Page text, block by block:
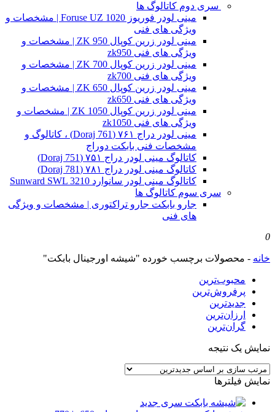
سری دوم کاتالوگ ها
مینی لودر فوریوز Foruse UZ 1020 | مشخصات و
ویژگی های فنی
مینی لودر زرین کوپال ZK 950 | مشخصات و
ویژگی های فنی zk950
مینی لودر زرین کوپال ZK 700 | مشخصات و
ویژگی های فنی zk700
مینی لودر زرین کوپال ZK 650 | مشخصات و
ویژگی های فنی zk650
مینی لودر زرین کوپال ZK 1050 | مشخصات و
ویژگی های فنی zk1050
مینی لودر دراج ۷۶۱ (Doraj 761) ، کاتالوگ و
مشخصات فنی بابکت دوراج
کاتالوگ مینی لودر دراج ۷۵۱ (Doraj 751)
کاتالوگ مینی لودر دراج ۷۸۱ (Doraj 781)
کاتالوگ مینی لودر سانوارد Sunward SWL 3210
سری سوم کاتالوگ ها
جارو بابکت جارو تراکتوری | مشخصات و ویژگی
های فنی
0
خانه - محصولات برچسب خورده "شیشه اورجینال بابکت"
محبوب‌ترین
پرفروش‌ترین
جدیدترین
ارزان‌ترین
گران‌ترین
نمایش یک نتیجه
نمایش فیلترها